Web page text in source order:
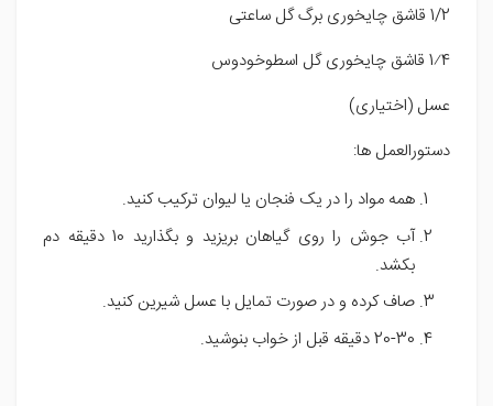
1/2 قاشق چایخوری برگ گل ساعتی
1⁄4 قاشق چایخوری گل اسطوخودوس
عسل (اختیاری)
دستورالعمل ها:
همه مواد را در یک فنجان یا لیوان ترکیب کنید.
آب جوش را روی گیاهان بریزید و بگذارید 10 دقیقه دم
بکشد.
صاف کرده و در صورت تمایل با عسل شیرین کنید.
20-30 دقیقه قبل از خواب بنوشید.